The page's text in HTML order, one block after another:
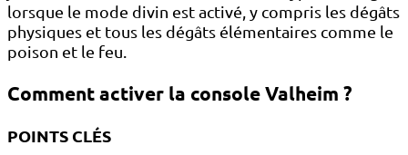
lorsque le mode divin est activé, y compris les dégâts
physiques et tous les dégâts élémentaires comme le
poison et le feu.
Comment activer la console Valheim ?
POINTS CLÉS